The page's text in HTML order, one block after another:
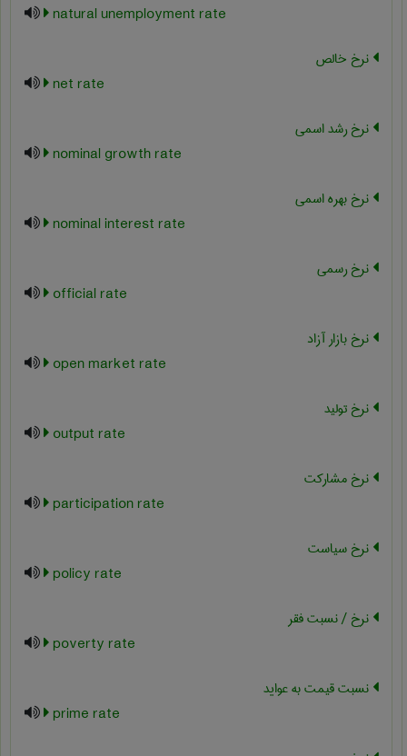
natural unemployment rate
نرخ خالص
net rate
نرخ رشد اسمی
nominal growth rate
نرخ بهره اسمی
nominal interest rate
نرخ رسمی
official rate
نرخ بازار آزاد
open market rate
نرخ تولید
output rate
نرخ مشارکت
participation rate
نرخ سیاست
policy rate
نرخ / نسبت فقر
poverty rate
نسبت قیمت به عواید
prime rate